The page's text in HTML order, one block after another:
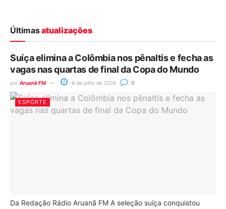
Últimasatualizações
Suíça elimina a Colômbia nos pênaltis e fecha as
vagas nas quartas de final da Copa do Mundo
por Aruanã FM 8 de julho de 2026 0
ESPORTE
Da Redação Rádio Aruanã FM A seleção suíça conquistou